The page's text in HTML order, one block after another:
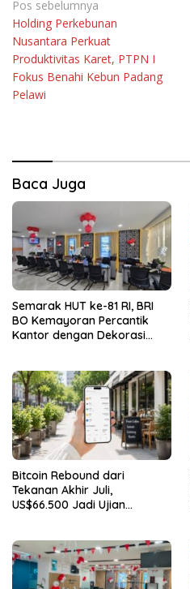
Navigasi
pos
Pos sebelumnya
Holding Perkebunan
Nusantara Perkuat
Produktivitas Karet, PTPN I
Fokus Benahi Kebun Padang
Pelawi
Baca Juga
Semarak HUT ke-81 RI, BRI
BO Kemayoran Percantik
Kantor dengan Dekorasi
Bitcoin Rebound dari
Tekanan Akhir Juli,
US$66.500 Jadi Ujian